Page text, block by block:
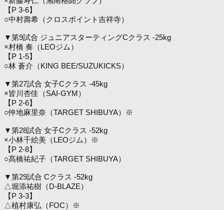
【P 3-6】
○中村壽希（クロスポイント吉祥寺）
▼第9試合 ジュニアスターティングCクラス -25kg
×村橋 奏（LEOジム）
【P 1-5】
○林 蒼介（KING BEE/SUZUKICKS）
▼第27試合 女子Cクラス -45kg
×皆川杏佳（SAI-GYM）
【P 2-6】
○仲地麻里奈（TARGET SHIBUYA）※
▼第28試合 女子Cクラス -52kg
×小林千絵美（LEOジム）※
【P 2-8】
○髙橋祐紀子（TARGET SHIBUYA）
▼第29試合 Cクラス -52kg
△堀添祐樹（D-BLAZE）
【P 3-3】
△植村康弘（FOC）※